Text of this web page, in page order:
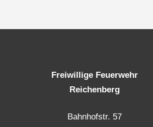
Freiwillige Feuerwehr
Reichenberg
Bahnhofstr. 57